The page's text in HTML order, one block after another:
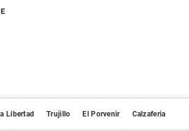
Libertad Trujillo El Porvenir Calzaferia